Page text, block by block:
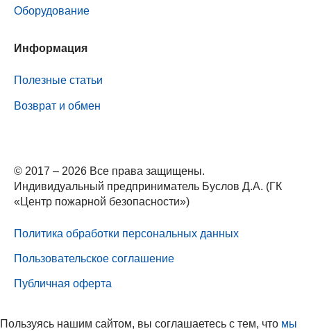
Оборудование
Информация
Полезные статьи
Возврат и обмен
© 2017 – 2026 Все права защищены.
Индивидуальный предприниматель Буслов Д.А. (ГК
«Центр пожарной безопасности»)
Политика обработки персональных данных
Пользовательское соглашение
Публичная оферта
Пользуясь нашим сайтом, вы соглашаетесь с тем, что мы